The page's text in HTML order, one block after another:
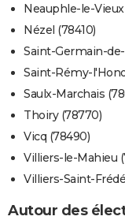
Neauphle-le-
Nézel (78410)
Saint-Germain-
Saint-Rémy-
Saulx-Marchais
Thoiry (78770)
Vicq (78490)
Villiers-le-Mahieu
Villiers-Saint-
Autour des